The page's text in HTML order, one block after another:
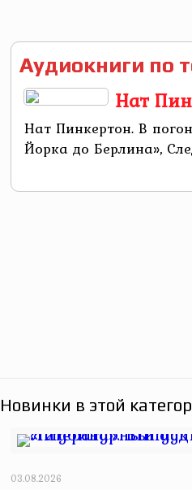
Аудиокниги по
Нат
Нат Пинкертон. В
Йорка до Берлина»,
Новинки в этой
03.08.2026